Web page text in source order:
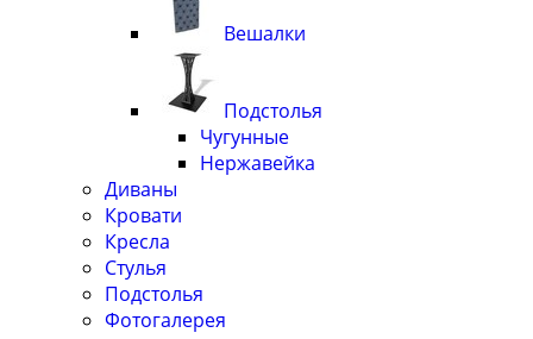
Вешалки
Подстолья
Чугунные
Нержавейка
Диваны
Кровати
Кресла
Стулья
Подcтолья
Фотогалерея